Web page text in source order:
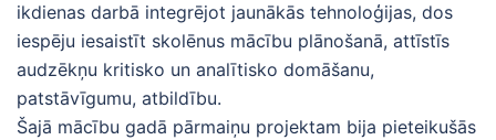
ikdienas darbā integrējot jaunākās tehnoloģijas, dos
iespēju iesaistīt skolēnus mācību plānošanā, attīstīs
audzēkņu kritisko un analītisko domāšanu,
patstāvīgumu, atbildību.
Šajā mācību gadā pārmaiņu projektam bija pieteikušās